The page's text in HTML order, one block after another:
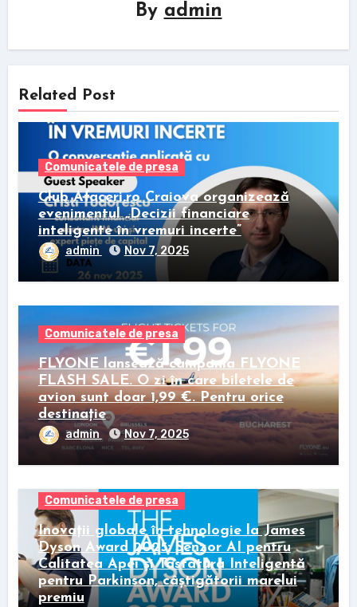
By admin
Related Post
Comunicatele de presa
Club Afaceri.ro Craiova organizează
evenimentul „Decizii financiare
inteligente în vremuri incerte”
admin Nov 7, 2025
Comunicatele de presa
FLYONE lansează campania FLYONE
FLASH SALE. O zi în care biletele de
avion sunt doar 1,99 €. Pentru orice
destinație
admin Nov 7, 2025
Comunicatele de presa
Inovații globale în tehnologie la James
Dyson Award 2025: Senzor AI pentru
Calitatea Apei și Tastatura Inteligentă
pentru Parkinson, câștigătorii marelui
premiu